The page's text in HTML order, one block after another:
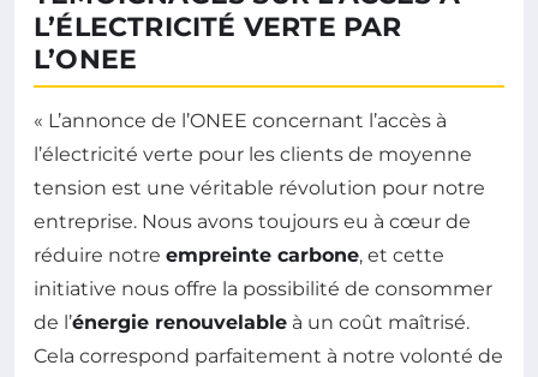
L’ÉLECTRICITÉ VERTE PAR
L’ONEE
« L’annonce de l’ONEE concernant l’accès à
l’électricité verte pour les clients de moyenne
tension est une véritable révolution pour notre
entreprise. Nous avons toujours eu à cœur de
réduire notre empreinte carbone, et cette
initiative nous offre la possibilité de consommer
de l’énergie renouvelable à un coût maîtrisé.
Cela correspond parfaitement à notre volonté de